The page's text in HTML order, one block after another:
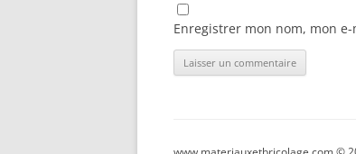
Enregistrer mon nom, mon